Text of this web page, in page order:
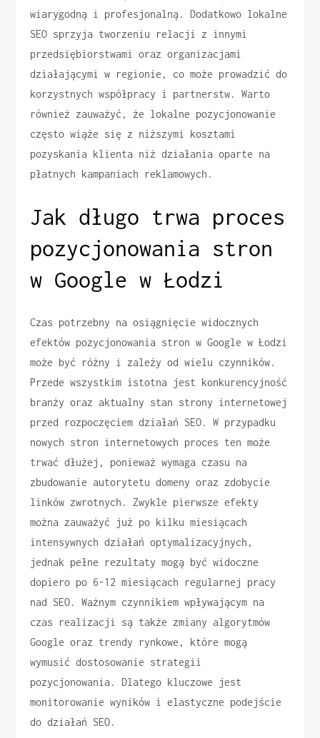
wiarygodną i profesjonalną. Dodatkowo lokalne
SEO sprzyja tworzeniu relacji z innymi
przedsiębiorstwami oraz organizacjami
działającymi w regionie, co może prowadzić do
korzystnych współpracy i partnerstw. Warto
również zauważyć, że lokalne pozycjonowanie
często wiąże się z niższymi kosztami
pozyskania klienta niż działania oparte na
płatnych kampaniach reklamowych.
Jak długo trwa proces
pozycjonowania stron
w Google w Łodzi
Czas potrzebny na osiągnięcie widocznych
efektów pozycjonowania stron w Google w Łodzi
może być różny i zależy od wielu czynników.
Przede wszystkim istotna jest konkurencyjność
branży oraz aktualny stan strony internetowej
przed rozpoczęciem działań SEO. W przypadku
nowych stron internetowych proces ten może
trwać dłużej, ponieważ wymaga czasu na
zbudowanie autorytetu domeny oraz zdobycie
linków zwrotnych. Zwykle pierwsze efekty
można zauważyć już po kilku miesiącach
intensywnych działań optymalizacyjnych,
jednak pełne rezultaty mogą być widoczne
dopiero po 6-12 miesiącach regularnej pracy
nad SEO. Ważnym czynnikiem wpływającym na
czas realizacji są także zmiany algorytmów
Google oraz trendy rynkowe, które mogą
wymusić dostosowanie strategii
pozycjonowania. Dlatego kluczowe jest
monitorowanie wyników i elastyczne podejście
do działań SEO.